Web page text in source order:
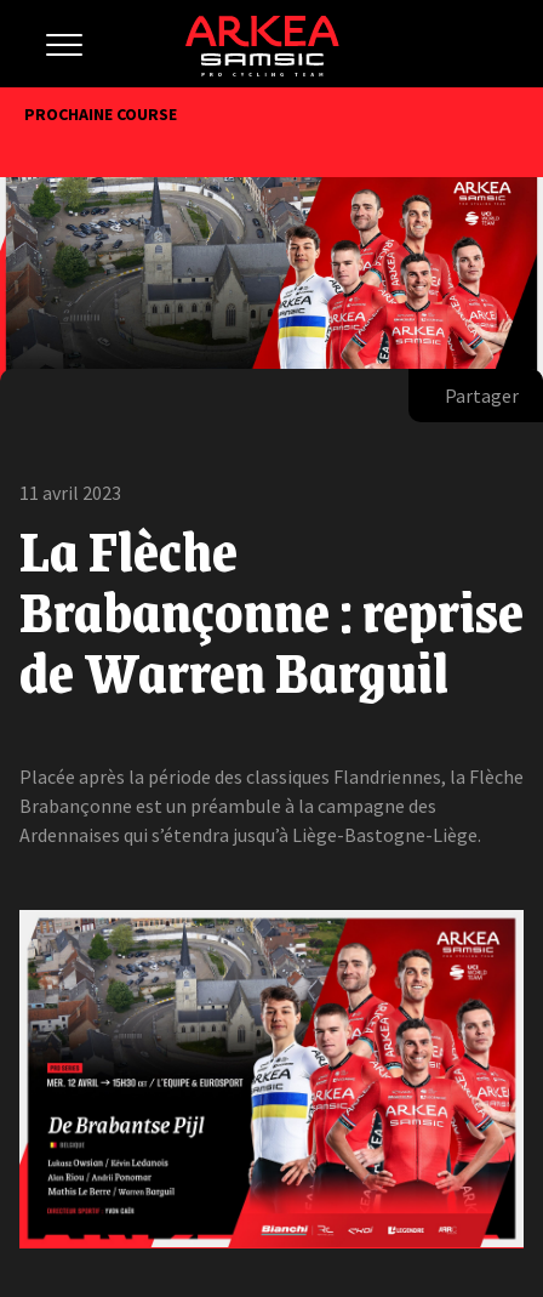
PROCHAINE COURSE
Partager
11 avril 2023
La Flèche
Brabançonne : reprise
de Warren Barguil
Placée après la période des classiques Flandriennes, la Flèche
Brabançonne est un préambule à la campagne des
Ardennaises qui s’étendra jusqu’à Liège-Bastogne-Liège.